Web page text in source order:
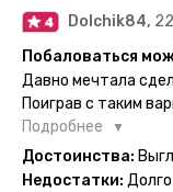
больше ничего и не
Dolchik84,
Побаловаться
Давно мечтала
Поиграв с таким
постоянной тату.
возможность. Муж
одной картинкой).
Подробнее
Достоинства:
Недостатки: